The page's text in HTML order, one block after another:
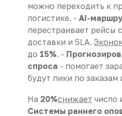
можно переходить к
логистике. - AI-
перестраивает рейсы
доставки и SLA.
до 15%. -
спроса - помогает
будут пики по заказам
На 20%снижает число
Системы раннего